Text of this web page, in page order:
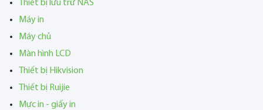
Thiết bị lưu trữ NAS
Máy in
Máy chủ
Màn hình LCD
Thiết bị Hikvision
Thiết bị Ruijie
Mực in - giấy in